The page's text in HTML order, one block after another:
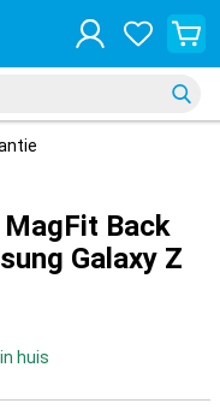
Back
Galaxy Z
huis